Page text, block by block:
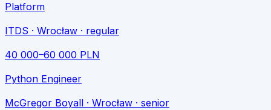
Platform
ITDS · Wrocław · regular
40 000–60 000 PLN
Python Engineer
McGregor Boyall · Wrocław · senior